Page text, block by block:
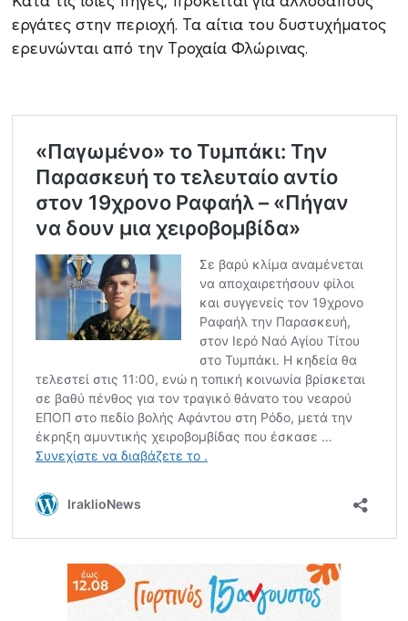
εργάτες στην περιοχή. Τα αίτια του δυστυχήματος
ερευνώνται από την Τροχαία Φλώρινας.